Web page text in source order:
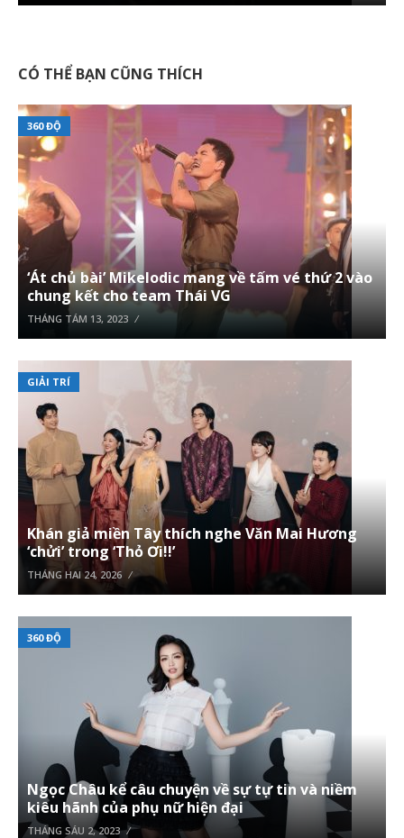
CÓ THỂ BẠN CŨNG THÍCH
360 ĐỘ
‘Át chủ bài’ Mikelodic mang về tấm vé thứ 2 vào
chung kết cho team Thái VG
THÁNG TÁM 13, 2023
GIẢI TRÍ
Khán giả miền Tây thích nghe Văn Mai Hương
‘chửi’ trong ‘Thỏ Ơi!!’
THÁNG HAI 24, 2026
360 ĐỘ
Ngọc Châu kể câu chuyện về sự tự tin và niềm
kiêu hãnh của phụ nữ hiện đại
THÁNG SÁU 2, 2023